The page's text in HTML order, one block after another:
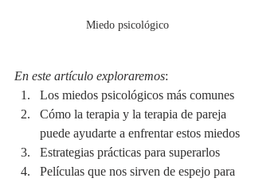
Miedo psicológico
En este artículo exploraremos:
Los miedos psicológicos más comunes
Cómo la terapia y la terapia de pareja
puede ayudarte a enfrentar estos miedos
Estrategias prácticas para superarlos
Películas que nos sirven de espejo para